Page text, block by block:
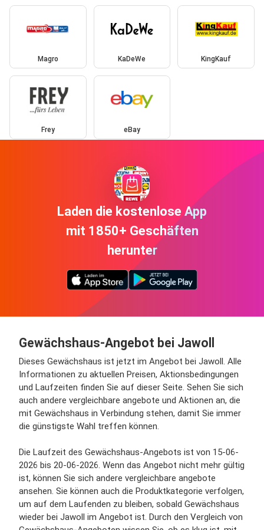
Magro KaDeWe KingKauf
Frey eBay
Laden die kostenlose App
mit 1850+ Geschäften
herunter
Gewächshaus-Angebot bei Jawoll
Dieses Gewächshaus ist jetzt im Angebot bei Jawoll. Alle
Informationen zu aktuellen Preisen, Aktionsbedingungen
und Laufzeiten finden Sie auf dieser Seite. Sehen Sie sich
auch andere vergleichbare angebote und Aktionen an, die
mit Gewächshaus in Verbindung stehen, damit Sie immer
die günstigste Wahl treffen können.
Die Laufzeit des Gewächshaus-Angebots ist von 15-06-
2026 bis 20-06-2026. Wenn das Angebot nicht mehr gültig
ist, können Sie sich andere vergleichbare angebote
ansehen. Sie können auch die Produktkategorie verfolgen,
um auf dem Laufenden zu bleiben, sobald Gewächshaus
wieder bei Jawoll im Angebot ist. Durch den Vergleich von